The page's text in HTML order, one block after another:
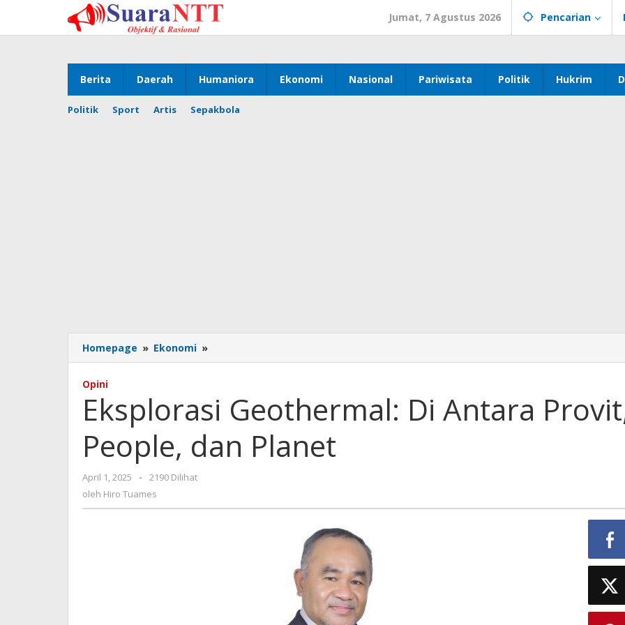
konten
Jumat, 7 Agustus 2026 Pencarian
Berita Daerah Humaniora Ekonomi Nasional Pariwisata Politik Hukrim
Politik Sport Artis Sepakbola
Homepage » Ekonomi »
Geothermal:
Provit,
People,
Planet
Opini
Eksplorasi Geothermal: Di Antara
People, dan Planet
April 1, 2025
oleh
-
2190 Dilihat
oleh Hiro Tuames